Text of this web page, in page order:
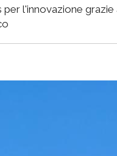
per l'innovazione